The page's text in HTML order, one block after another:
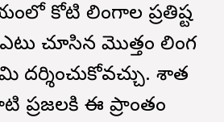
కోటి లింగాల ప్రతిష్ట
ఎటు చూసిన మొత్తం లింగ
దర్శించుకోవచ్చు. శాత
ఈ ప్రాంతం